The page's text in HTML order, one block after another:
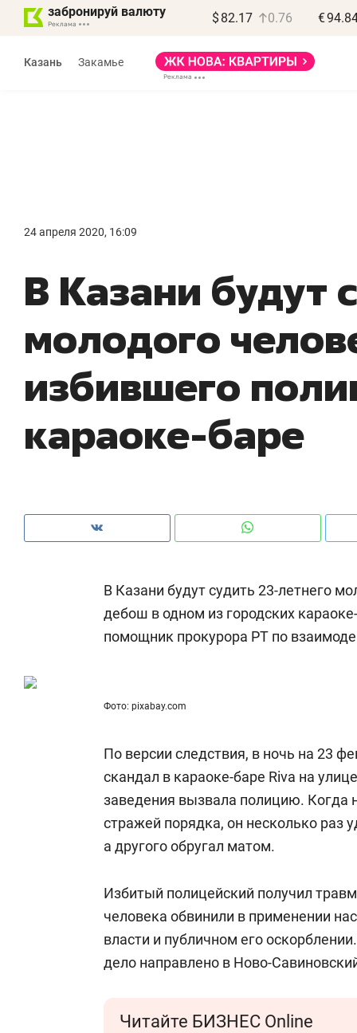
забронируй валюту $ 82.17 0.76 €
Казань Закамье
24 апреля 2020, 16:09
В Казани будут
молодого
избившего
караоке-баре
В Казани будут судить 23-летнего
дебош в одном из городских
помощник прокурора РТ по
Фото: pixabay.com
По версии следствия, в ночь на 23
скандал в караоке-баре Riva на
заведения вызвала полицию. Когда
стражей порядка, он несколько раз
а другого обругал матом.
Избитый полицейский получил
человека обвинили в применении
власти и публичном его
дело направлено в Ново-
Читайте БИЗНЕС Online
с ментальным и физическим
Рекомендуем